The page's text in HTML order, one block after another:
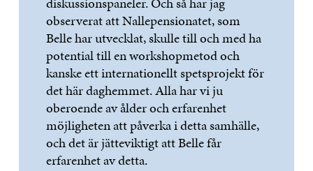
observerat att Nallepensionatet, som
Belle har utvecklat, skulle till och med ha
potential till en workshopmetod och
kanske ett internationellt spetsprojekt för
det här daghemmet. Alla har vi ju
oberoende av ålder och erfarenhet
möjligheten att påverka i detta samhälle,
och det är jätteviktigt att Belle får
erfarenhet av detta.